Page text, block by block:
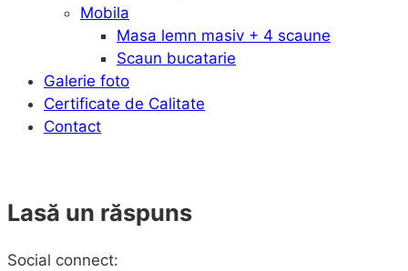
Mobila
Masa lemn masiv + 4 scaune
Scaun bucatarie
Galerie foto
Certificate de Calitate
Contact
Lasă un răspuns
Social connect: